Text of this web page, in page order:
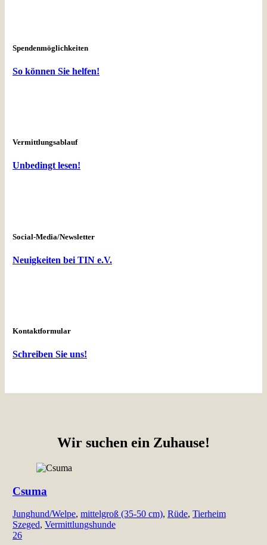
Spendenmöglichkeiten
So können Sie helfen!
Vermittlungsablauf
Unbedingt lesen!
Social-Media/Newsletter
Neuigkeiten bei TIN e.V.
Kontaktformular
Schreiben Sie uns!
Wir suchen ein Zuhause!
Csuma
Junghund/Welpe, mittelgroß (35-50 cm), Rüde, Tierheim
Szeged, Vermittlungshunde
26